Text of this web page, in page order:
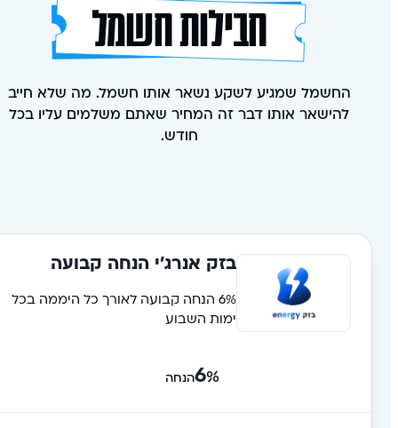
חבילות חשמל
החשמל שמגיע לשקע נשאר אותו חשמל. מה שלא חייב
להישאר אותו דבר זה המחיר שאתם משלמים עליו בכל
חודש.
בזק אנרג׳י הנחה קבועה
6% הנחה קבועה לאורך כל היממה בכל
ימות השבוע
הנחה